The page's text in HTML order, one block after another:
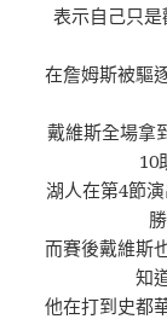
表示自己只
在詹姆斯被驅
戴維斯全場拿
10
湖人在第4節
而賽後戴維斯
知
他在打到史都